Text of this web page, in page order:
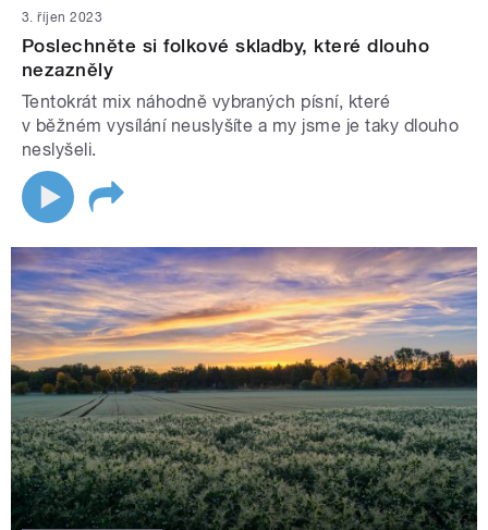
3. říjen 2023
Poslechněte si folkové skladby, které dlouho
nezazněly
Tentokrát mix náhodně vybraných písní, které
v běžném vysílání neuslyšíte a my jsme je taky dlouho
neslyšeli.